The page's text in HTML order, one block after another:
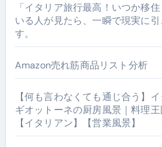
「イタリア旅行最高！いつか移
いる人が見たら、一瞬で現実に
す。
Amazon売れ筋商品リスト分析
【何も言わなくても通じ合う】
ギオットーネの厨房風景｜料理王
【イタリアン】【営業風景】